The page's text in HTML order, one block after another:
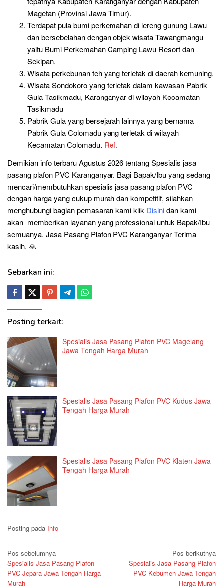
Magetan (Provinsi Jawa Timur).
Terdapat pula bumi perkemahan di lereng gunung Lawu
dan bersebelahan dengan objek wisata Tawangmangu
yaitu Bumi Perkemahan Camping Lawu Resort dan
Sekipan.
Wisata perkebunan teh yang terletak di daerah kemuning.
Wisata Sondokoro yang terletak dalam kawasan Pabrik
Gula Tasikmadu, Karanganyar di wilayah Kecamatan
Tasikmadu
Pabrik Gula yang bersejarah lainnya yang bernama
Pabrik Gula Colomadu yang terletak di wilayah
Kecamatan Colomadu. Ref.
Demikian info terbaru Agustus 2026 tentang Spesialis jasa
pasang plafon PVC Karanganyar. Bagi Bapak/Ibu yang sedang
mencari/membutuhkan spesialis jasa pasang plafon PVC
dengan harga yang cukup murah dan kompetitif, silahkan
menghubungi bagian pemasaran kami klik Disinidan kami
akan memberikan layanan yang professional untuk Bapak/Ibu
semuanya. Jasa Pasang Plafon PVC Karanganyar Terima
kasih. 🙏
Sebarkan ini:
Posting terkait:
Spesialis Jasa Pasang Plafon PVC Magelang
Jawa Tengah Harga Murah
Spesialis Jasa Pasang Plafon PVC Kudus Jawa
Tengah Harga Murah
Spesialis Jasa Pasang Plafon PVC Klaten Jawa
Tengah Harga Murah
Posting pada Info
Navigasi
pos
Pos sebelumnya
Spesialis Jasa Pasang Plafon
PVC Jepara Jawa Tengah Harga
Murah
Pos berikutnya
Spesialis Jasa Pasang Plafon
PVC Kebumen Jawa Tengah
Harga Murah